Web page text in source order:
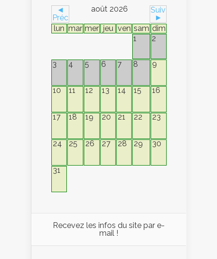
◄
Préc
août 2026
Suiv
►
lun mar mer jeu ven sam dim
1
2
3 4 5 6 7 8 9
10 11 12 13 14 15 16
17 18 19 20 21 22 23
24 25 26 27 28 29 30
31
Recevez les infos du site par e-
mail !